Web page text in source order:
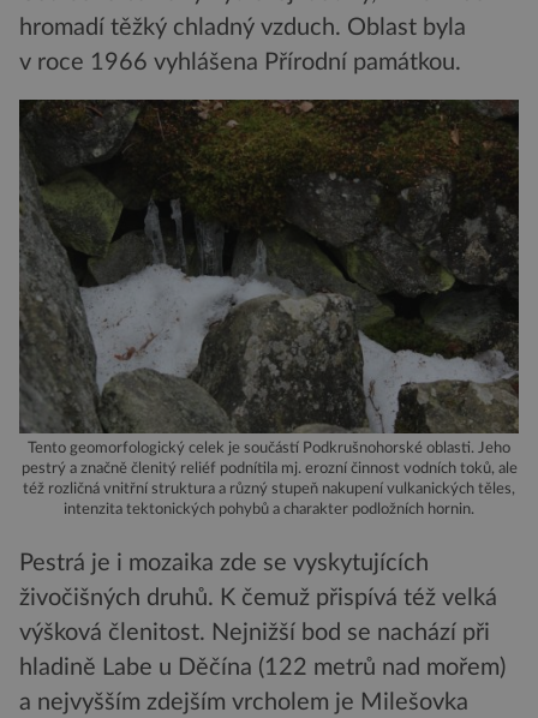
hromadí těžký chladný vzduch. Oblast byla
v roce 1966 vyhlášena Přírodní památkou.
Tento geomorfologický celek je součástí Podkrušnohorské oblasti. Jeho
pestrý a značně členitý reliéf podnítila mj. erozní činnost vodních toků, ale
též rozličná vnitřní struktura a různý stupeň nakupení vulkanických těles,
intenzita tektonických pohybů a charakter podložních hornin.
Pestrá je i mozaika zde se vyskytujících
živočišných druhů. K čemuž přispívá též velká
výšková členitost. Nejnižší bod se nachází při
hladině Labe u Děčína (122 metrů nad mořem)
a nejvyšším zdejším vrcholem je Milešovka